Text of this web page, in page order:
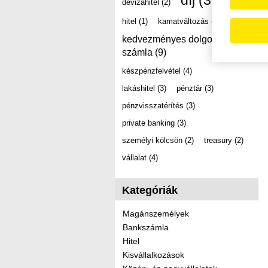
devizahitel (2)
hitel (1) kamatváltozás (2)
kedvezményes dolgozói
számla (9)
készpénzfelvétel (4)
lakáshitel (3) pénztár (3)
pénzvisszatérítés (3)
private banking (3)
személyi kölcsön (2) treasury (2)
vállalat (4)
Kategóriák
Magánszemélyek
Bankszámla
Hitel
Kisvállalkozások